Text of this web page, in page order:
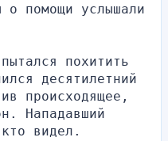
помощи услышали
похитить
десятилетний
происходящее,
Нападавший
видел.